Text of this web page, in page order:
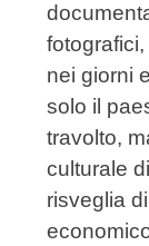
nei giorni
solo il
travolto,
culturale
risveglia